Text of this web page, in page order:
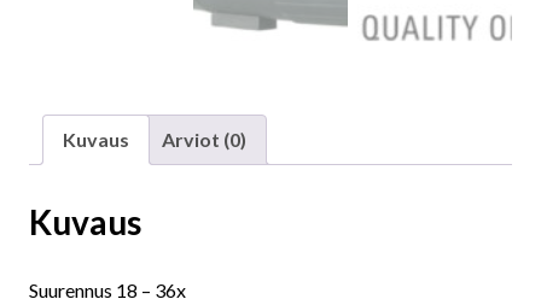
Kuvaus Arviot (0)
Kuvaus
Suurennus 18 – 36x